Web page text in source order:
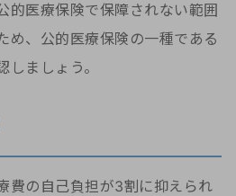
的医療保険で保障されない範囲
め、公的医療保険の一種である
ましょう。
費の自己負担が3割に抑えられ